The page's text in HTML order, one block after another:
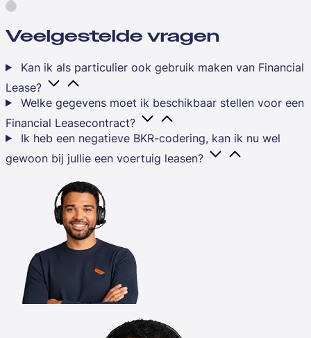
Veelgestelde vragen
Kan ik als particulier ook gebruik maken van Financial
Lease?
Welke gegevens moet ik beschikbaar stellen voor een
Financial Leasecontract?
Ik heb een negatieve BKR-codering, kan ik nu wel
gewoon bij jullie een voertuig leasen?